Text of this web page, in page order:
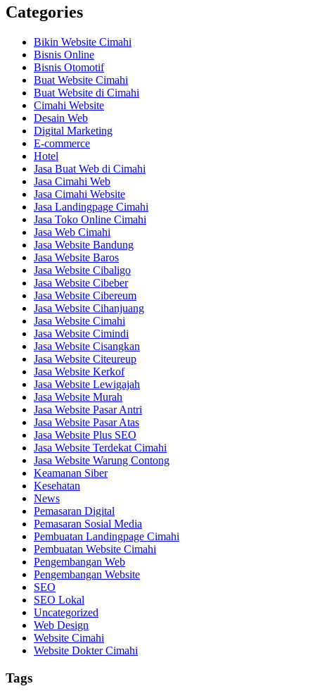
Categories
Bikin Website Cimahi
Bisnis Online
Bisnis Otomotif
Buat Website Cimahi
Buat Website di Cimahi
Cimahi Website
Desain Web
Digital Marketing
E-commerce
Hotel
Jasa Buat Web di Cimahi
Jasa Cimahi Web
Jasa Cimahi Website
Jasa Landingpage Cimahi
Jasa Toko Online Cimahi
Jasa Web Cimahi
Jasa Website Bandung
Jasa Website Baros
Jasa Website Cibaligo
Jasa Website Cibeber
Jasa Website Cibereum
Jasa Website Cihanjuang
Jasa Website Cimahi
Jasa Website Cimindi
Jasa Website Cisangkan
Jasa Website Citeureup
Jasa Website Kerkof
Jasa Website Lewigajah
Jasa Website Murah
Jasa Website Pasar Antri
Jasa Website Pasar Atas
Jasa Website Plus SEO
Jasa Website Terdekat Cimahi
Jasa Website Warung Contong
Keamanan Siber
Kesehatan
News
Pemasaran Digital
Pemasaran Sosial Media
Pembuatan Landingpage Cimahi
Pembuatan Website Cimahi
Pengembangan Web
Pengembangan Website
SEO
SEO Lokal
Uncategorized
Web Design
Website Cimahi
Website Dokter Cimahi
Tags